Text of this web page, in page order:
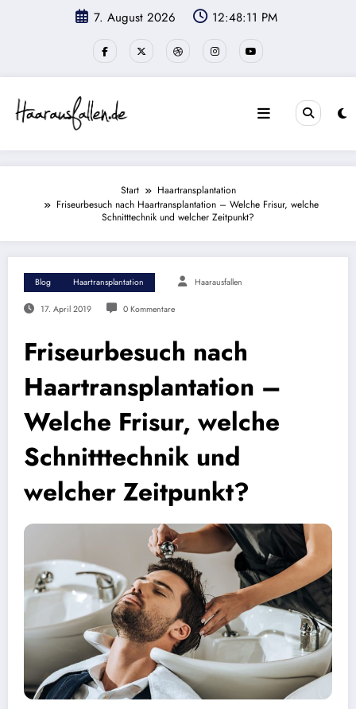
7. August 2026 12:48:12 PM
Start
Haartransplantation
Friseurbesuch nach Haartransplantation – Welche Frisur, welche
Schnitttechnik und welcher Zeitpunkt?
Blog Haartransplantation Haarausfallen
17. April 2019 0 Kommentare
Friseurbesuch nach
Haartransplantation –
Welche Frisur, welche
Schnitttechnik und
welcher Zeitpunkt?